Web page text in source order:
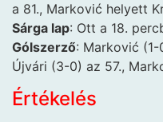
a 81., Marković helyett
Sárga lap: Ott a 18.
Gólszerző: Marković (1-
Újvári (3-0) az 57.,
Értékelés